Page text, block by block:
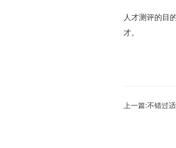
人才测评的目
才。
上一篇:不错过